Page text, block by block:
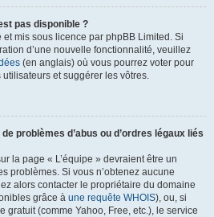
pas disponible ?
mis sous licence par phpBB Limited. Si
d’une nouvelle fonctionnalité, veuillez
(en anglais) où vous pourrez voter pour
utilisateurs et suggérer les vôtres.
problèmes d’abus ou d’ordres légaux liés
la page « L’équipe » devraient être un
problèmes. Si vous n’obtenez aucune
alors contacter le propriétaire du domaine
grâce à une requête WHOIS), ou, si
gratuit (comme Yahoo, Free, etc.), le service